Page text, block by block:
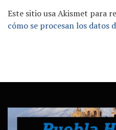
Este sitio usa Akismet para
cómo se procesan los datos